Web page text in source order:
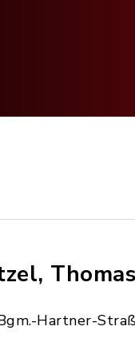
Hartner-